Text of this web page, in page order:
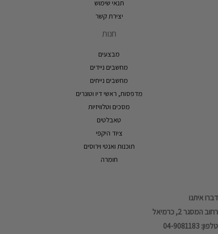
תנאי שימוש
יצירת קשר
חנות
מבצעים
מחשבים ניידים
מחשבים נייחים
מדפסות, ראשי דיו וטונרים
מסכים וטלוויזיות
טאבלטים
ציוד היקפי
תוכנות ואנטי וירוסים
חומרה
דברו איתנו
רחוב המסגר 2, כרמיאל
טלפון: 04-9081183